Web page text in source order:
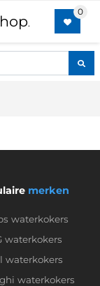
.
merken
waterkokers
waterkokers
waterkokers
waterkokers